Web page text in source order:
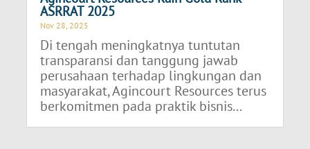
ASRRAT 2025
Nov 28, 2025
Di tengah meningkatnya tuntutan
transparansi dan tanggung jawab
perusahaan terhadap lingkungan dan
masyarakat, Agincourt Resources terus
berkomitmen pada praktik bisnis...